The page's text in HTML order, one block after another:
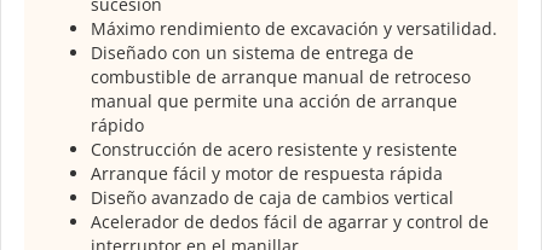
Máximo rendimiento de excavación y versatilidad.
Diseñado con un sistema de entrega de
combustible de arranque manual de retroceso
manual que permite una acción de arranque
rápido
Construcción de acero resistente y resistente
Arranque fácil y motor de respuesta rápida
Diseño avanzado de caja de cambios vertical
Acelerador de dedos fácil de agarrar y control de